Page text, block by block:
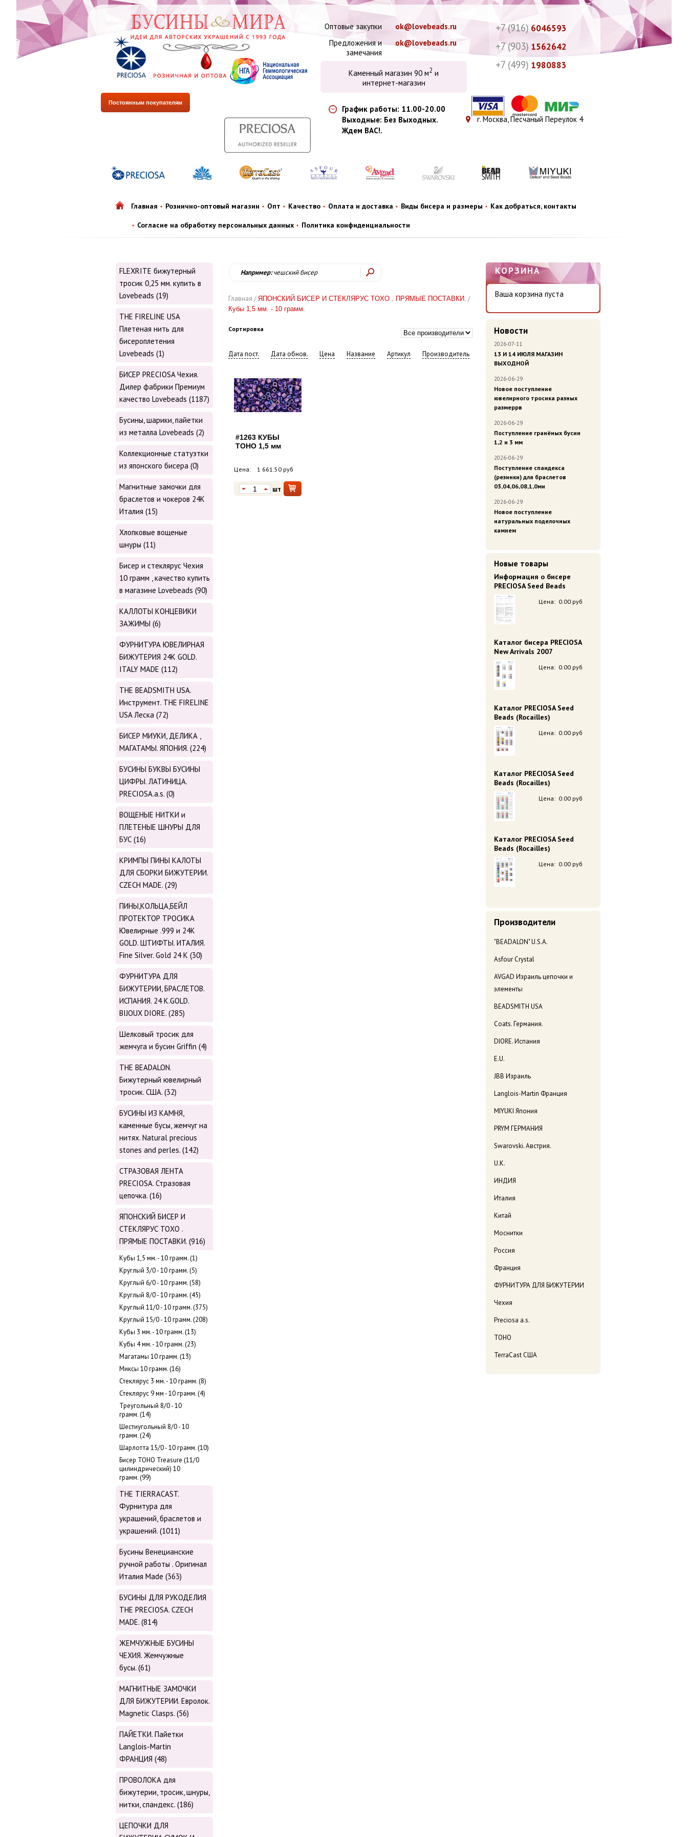
+7 (916) 6046593
+7 (903) 1562642
+7 (499) 1980883
Оптовые закупки
ok@lovebeads.ru
Предложения и
замечания
ok@lovebeads.ru
Каменный магазин 90 м2 и
интернет-магазин
г. Москва, Песчаный Переулок 4
График работы: 11.00-20.00
Выходные: Без Выходных.
Ждем ВАС!.
Постоянным покупателям
Главная Рознично-оптовый магазин Опт Качество Оплата и доставка Виды бисера и размеры Как добраться, контакты
Согласие на обработку персональных данных Политика конфиденциальности
КОРЗИНА
Ваша корзина пуста
Новости
2026-07-11
13 И 14 ИЮЛЯ МАГАЗИН
ВЫХОДНОЙ
2026-06-29
Новое поступление
ювелирного тросика разных
размеррв
2026-06-29
Поступление гранёных бусин
1,2 и 3 мм
2026-06-29
Поступление спандекса
(резинки) для браслетов
03,04,06,08,1,0ми
2026-06-29
Новое поступление
натуральных поделочных
камнем
Новые товары
Информация о бисере
PRECIOSA Seed Beads
Цена: 0.00 руб
Каталог бисера PRECIOSA
New Arrivals 2007
Цена: 0.00 руб
Каталог PRECIOSA Seed
Beads (Rocailles)
Цена: 0.00 руб
Каталог PRECIOSA Seed
Beads (Rocailles)
Цена: 0.00 руб
Каталог PRECIOSA Seed
Beads (Rocailles)
Цена: 0.00 руб
Производители
"BEADALON" U.S.A.
Asfour Crystal
AVGAD Израиль цепочки и
элементы
BEADSMITH USA
Coats. Германия.
DIORE. Испания
E.U.
JBB Израиль
Langlois-Martin Франция
MIYUKI Япония
PRYM ГЕРМАНИЯ
Swarovski. Австрия.
U.K.
ИНДИЯ
Италия
Китай
Моснитки
Россия
Франция
ФУРНИТУРА ДЛЯ БИЖУТЕРИИ
Чехия
Preciosa a.s.
TOHO
TerraCast США
FLEXRITE бижутерный
тросик 0,25 мм. купить в
Lovebeads (19)
THE FIRELINE USA
Плетеная нить для
бисероплетения
Lovebeads (1)
БИСЕР PRECIOSA Чехия.
Дилер фабрики Премиум
качество Lovebeads (1187)
Бусины, шарики, пайетки
из металла Lovebeads (2)
Коллекционные статуэтки
из японского бисера (0)
Магнитные замочки для
браслетов и чокеров 24К
Италия (15)
Хлопковые вощеные
шнуры (11)
Бисер и стеклярус Чехия
10 грамм , качество купить
в магазине Lovebeads (90)
КАЛЛОТЫ КОНЦЕВИКИ
ЗАЖИМЫ (6)
ФУРНИТУРА ЮВЕЛИРНАЯ
БИЖУТЕРИЯ 24К GOLD.
ITALY MADE (112)
THE BEADSMITH USA.
Инструмент. THE FIRELINE
USA Леска (72)
БИСЕР МИУКИ, ДЕЛИКА ,
МАГАТАМЫ. ЯПОНИЯ. (224)
БУСИНЫ БУКВЫ БУСИНЫ
ЦИФРЫ. ЛАТИНИЦА.
PRECIOSA.a.s. (0)
ВОЩЕНЫЕ НИТКИ и
ПЛЕТЕНЫЕ ШНУРЫ ДЛЯ
БУС (16)
КРИМПЫ ПИНЫ КАЛОТЫ
ДЛЯ СБОРКИ БИЖУТЕРИИ.
CZECH MADE. (29)
ПИНЫ,КОЛЬЦА,БЕЙЛ
ПРОТЕКТОР ТРОСИКА
Ювелирные .999 и 24К
GOLD. ШТИФТЫ. ИТАЛИЯ.
Fine Silver. Gold 24 K (30)
ФУРНИТУРА ДЛЯ
БИЖУТЕРИИ, БРАСЛЕТОВ.
ИСПАНИЯ. 24 K.GOLD.
BIJOUX DIORE. (285)
Шелковый тросик для
жемчуга и бусин Griffin (4)
THE BEADALON.
Бижутерный ювелирный
тросик. США. (32)
БУСИНЫ ИЗ КАМНЯ,
каменные бусы, жемчуг на
нитях. Natural precious
stones and perles. (142)
СТРАЗОВАЯ ЛЕНТА
PRECIOSA. Стразовая
цепочка. (16)
ЯПОНСКИЙ БИСЕР И
СТЕКЛЯРУС TOХО .
ПРЯМЫЕ ПОСТАВКИ. (916)
Кубы 1,5 мм. - 10 грамм. (1)
Круглый 3/0 - 10 грамм. (5)
Круглый 6/0 - 10 грамм. (58)
Круглый 8/0 - 10 грамм. (45)
Круглый 11/0 - 10 грамм. (375)
Круглый 15/0 - 10 грамм. (208)
Кубы 3 мм. - 10 грамм. (13)
Кубы 4 мм. - 10 грамм. (23)
Магатамы 10 грамм. (13)
Миксы 10 грамм. (16)
Стеклярус 3 мм. - 10 грамм. (8)
Стеклярус 9 мм - 10 грамм. (4)
Треугольный 8/0 - 10
грамм. (14)
Шестиугольный 8/0 - 10
грамм. (24)
Шарлотта 15/0 - 10 грамм. (10)
Бисер ТОНО Treasure (11/0
цилиндрический) 10
грамм. (99)
THE TIERRACAST.
Фурнитура для
украшений, браслетов и
украшений. (1011)
Бусины Венецианские
ручной работы . Оригинал
Италия Made (363)
БУСИНЫ ДЛЯ РУКОДЕЛИЯ
THE PRECIOSA. CZECH
MADE. (814)
ЖЕМЧУЖНЫЕ БУСИНЫ
ЧЕХИЯ. Жемчужные
бусы. (61)
МАГНИТНЫЕ ЗАМОЧКИ
ДЛЯ БИЖУТЕРИИ. Евролок.
Magnetic Сlasps. (56)
ПАЙЕТКИ. Пайетки
Langlois-Martin
ФРАНЦИЯ (48)
ПРОВОЛОКА для
бижутерии, тросик, шнуры,
нитки, cпандекс. (186)
ЦЕПОЧКИ ДЛЯ
Например:чешский бисер
Главная / ЯПОНСКИЙ БИСЕР И СТЕКЛЯРУС TOХО . ПРЯМЫЕ ПОСТАВКИ. /
Кубы 1,5 мм. - 10 грамм.
Сортировка
Дата пост. Дата обнов. Цена Название Артикул Производитель
#1263 КУБЫ
TOHO 1,5 мм
Цена: 1 661.50 руб
шт